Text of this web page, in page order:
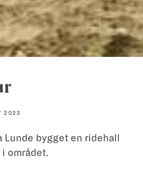
2023
Lunde bygget en ridehall
i området.